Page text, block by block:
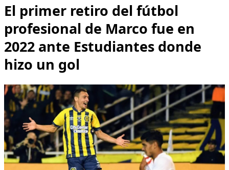
El primer retiro del fútbol
profesional de Marco fue en
2022 ante Estudiantes donde
hizo un gol